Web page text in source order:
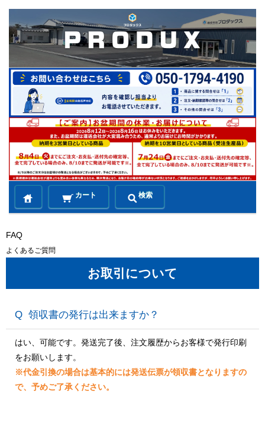
カート 検索
FAQ
よくあるご質問
お取引について
領収書の発行は出来ますか？
はい、可能です。発送完了後、注文履歴からお客様で発行印刷
をお願いします。
※代金引換の場合は基本的には発送伝票が領収書となりますの
で、予めご了承ください。